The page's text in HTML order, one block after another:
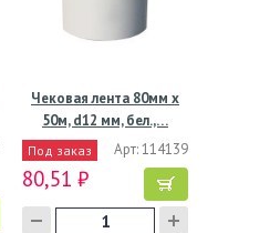
Чековая лента 80мм х
50м, d12 мм, бел.,…
Под заказ Арт: 114139
80,51 ₽